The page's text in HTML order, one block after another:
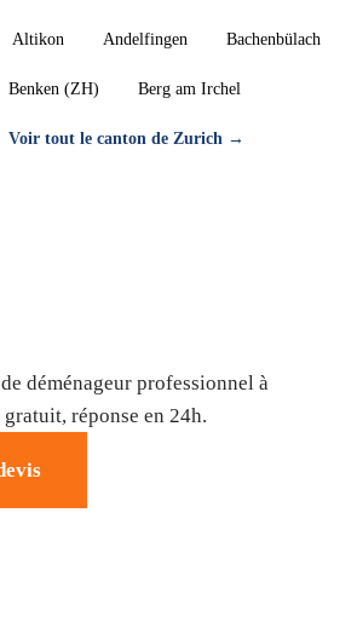
Altikon Andelfingen Bachenbülach
Benken (ZH) Berg am Irchel
Voir tout le canton de Zurich →
déménageur professionnel à
réponse en 24h.